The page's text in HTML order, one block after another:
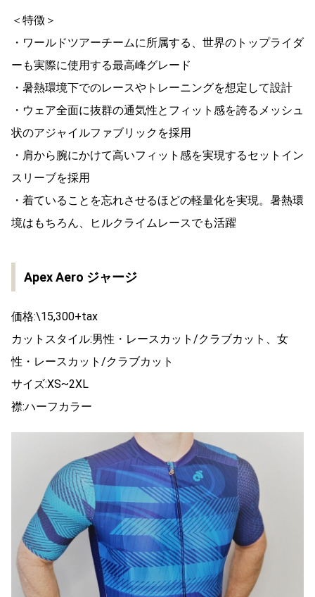
＜特徴＞
・ワールドツアーチームに所属する、世界のトップライダ
ーも実際に使用する最高峰グレード
・暑熱環境下でのレースやトレーニングを想定して設計
・ウェア全面に抜群の通気性とフィット感を誇るメッシュ
状のアジャイルファブリックを採用
・肩から腕にかけて高いフィット感を実現するセットイン
スリーブを採用
・着ていることを忘れさせるほどの軽量化を実現。暑熱環
境はもちろん、ヒルクライムレースでも活躍
Apex Aero ジャージ
価格:\15,300+tax
カットスタイル:男性・レースカット/クラブカット、女
性・レースカット/クラブカット
サイズ:XS~2XL
襟:ハーフカラー